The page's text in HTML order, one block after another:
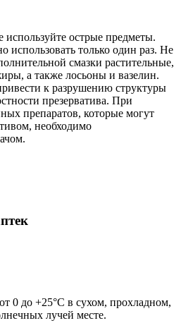
острые предметы.
использовать только один раз. Не
смазки растительные,
а также лосьоны и вазелин.
к разрушению структуры
презерватива. При
препаратов, которые могут
необходимо
0 до +25°С в сухом, прохладном,
лучей месте.